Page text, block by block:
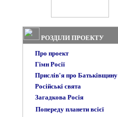
РОЗДІЛИ ПРОЕКТУ
Про проект
Гімн Росії
Прислів'я про Батьківщину
Російські свята
Загадкова Росія
Попереду планети всієї